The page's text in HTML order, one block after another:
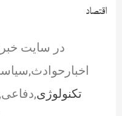
اقتصاد
در سایت
تکنولوژی,دفاعی,